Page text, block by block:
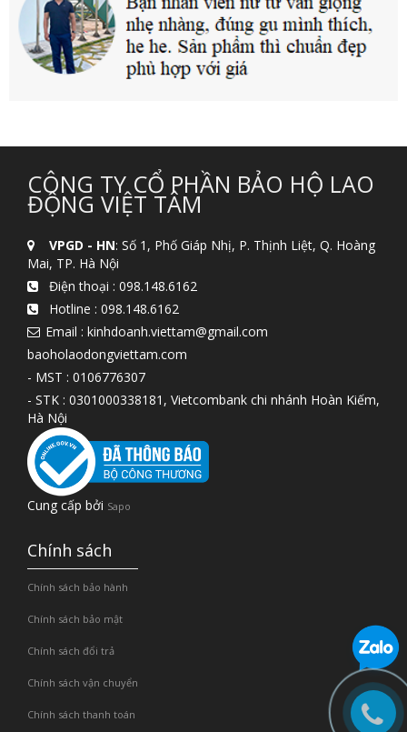
CÔNG TY CỔ PHẦN BẢO HỘ LAO
ĐỘNG VIỆT TÂM
VPGD - HN: Số 1, Phố Giáp Nhị, P. Thịnh Liệt, Q. Hoàng
Mai, TP. Hà Nội
Điện thoại : 098.148.6162
Hotline : 098.148.6162
Email : kinhdoanh.viettam@gmail.com
baoholaodongviettam.com
- MST : 0106776307
- STK : 0301000338181, Vietcombank chi nhánh Hoàn Kiếm,
Hà Nội
Cung cấp bởi Sapo
Chính sách
Chính sách bảo hành
Chính sách bảo mật
Chính sách đổi trả
Chính sách vận chuyển
Chính sách thanh toán